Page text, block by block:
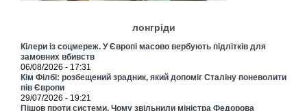
лонгріди
Кілери із соцмереж. У Європі масово вербують підлітків для
замовних вбивств
06/08/2026 - 17:31
Кім Філбі: розбещений зрадник, який допоміг Сталіну поневолити
пів Європи
29/07/2026 - 19:21
Пішов проти системи. Чому звільнили міністра Федорова